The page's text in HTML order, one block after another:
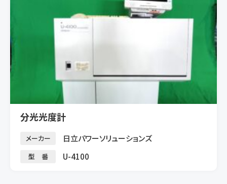
分光光度計
メーカー 日立パワーソリューションズ
型 番 U-4100